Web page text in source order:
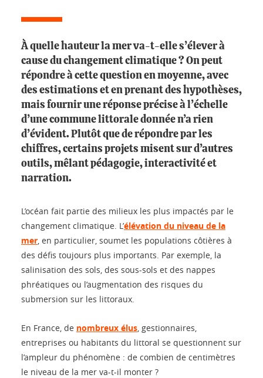
À quelle hauteur la mer va-t-elle s’élever à
cause du changement climatique ? On peut
répondre à cette question en moyenne, avec
des estimations et en prenant des hypothèses,
mais fournir une réponse précise à l’échelle
d’une commune littorale donnée n’a rien
d’évident. Plutôt que de répondre par les
chiffres, certains projets misent sur d’autres
outils, mêlant pédagogie, interactivité et
narration.
L’océan fait partie des milieux les plus impactés par le
changement climatique. L’élévation du niveau de la
mer , en particulier, soumet les populations côtières à
des défis toujours plus importants. Par exemple, la
salinisation des sols, des sous-sols et des nappes
phréatiques ou l’augmentation des risques du
submersion sur les littoraux.
En France, de nombreux élus , gestionnaires,
entreprises ou habitants du littoral se questionnent sur
l’ampleur du phénomène : de combien de centimètres
le niveau de la mer va-t-il monter ?